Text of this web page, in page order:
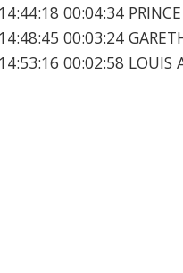
14:44:18 00:04:34
14:48:45 00:03:24
14:53:16 00:02:58 LOUIS